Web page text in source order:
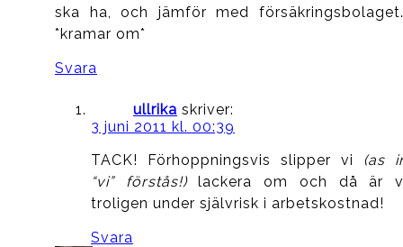
ska ha, och jämför med
*kramar om*
Svara
ullrika skriver:
3 juni 2011 kl. 00:39
TACK! Förhoppningsvis slipper vi (as
“vi” förstås!)lackera om och då är
troligen under självrisk i arbetskostnad!
Svara